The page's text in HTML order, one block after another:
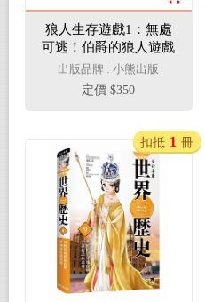
狼人生存遊戲1：無處
可逃！伯爵的狼人遊戲
出版品牌 : 小熊出版
定價 $350
扣抵 1 冊